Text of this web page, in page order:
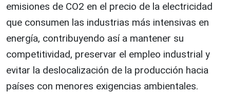
emisiones de CO2 en el precio de la electricidad
que consumen las industrias más intensivas en
energía, contribuyendo así a mantener su
competitividad, preservar el empleo industrial y
evitar la deslocalización de la producción hacia
países con menores exigencias ambientales.